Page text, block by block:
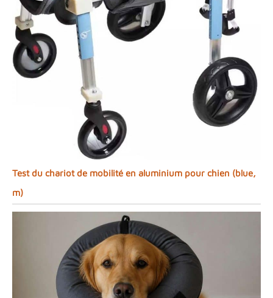
Test du chariot de mobilité en aluminium pour chien (blue,
m)